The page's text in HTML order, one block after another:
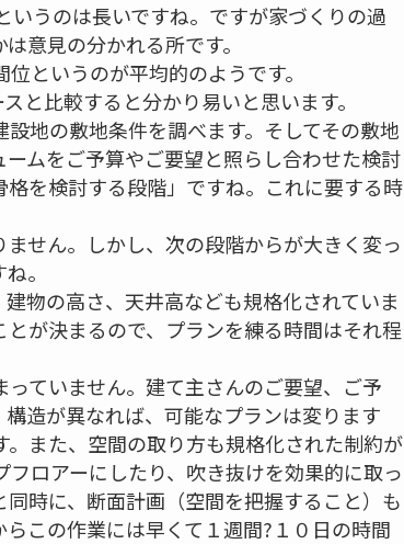
うのは長いですね。ですが家づくりの過
意見の分かれる所です。
というのが平均的のようです。
と比較すると分かり易いと思います。
地の敷地条件を調べます。そしてその敷地
ムをご予算やご要望と照らし合わせた検討
を検討する段階」ですね。これに要する時
せん。しかし、次の段階からが大きく変っ
。
物の高さ、天井高なども規格化されていま
が決まるので、プランを練る時間はそれ程
ていません。建て主さんのご要望、ご予
造が異なれば、可能なプランは変ります
また、空間の取り方も規格化された制約が
ロアーにしたり、吹き抜けを効果的に取っ
時に、断面計画（空間を把握すること）も
この作業には早くて１週間?１０日の時間